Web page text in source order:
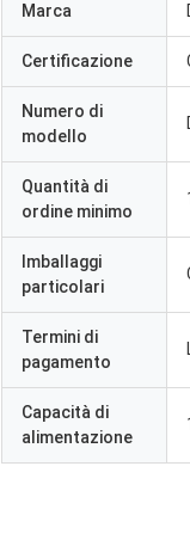
Marca
Certificazione
Numero di
modello
Quantità di
ordine minimo
Imballaggi
particolari
Termini di
pagamento
Capacità di
alimentazione